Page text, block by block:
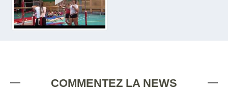
COMMENTEZ LA NEWS